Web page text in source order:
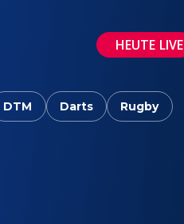
HEUTE LIVE
DTM Darts Rugby